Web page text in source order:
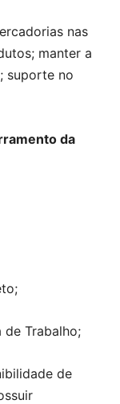
nas
manter a
suporte no
da
de Trabalho;
de